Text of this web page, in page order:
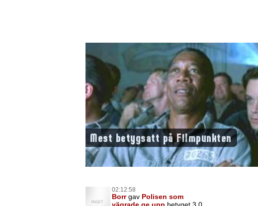
Mest betygsatt på Filmpunkten
02:12:58
Borrgav Polisen som
vägrade ge upp betyget 3,0